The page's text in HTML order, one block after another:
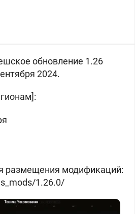
обновление 1.26
2024.
размещения модификаций:
1.26.0/